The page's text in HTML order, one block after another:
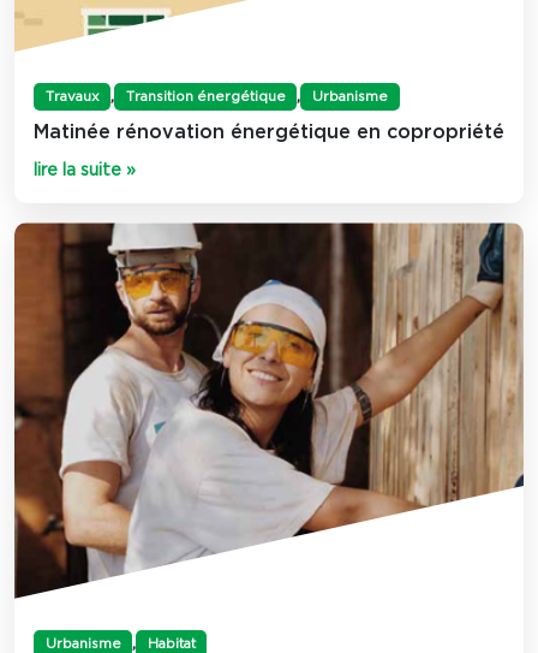
Travaux , Transition énergétique , Urbanisme
Matinée rénovation énergétique en copropriété
lire la suite »
Urbanisme , Habitat